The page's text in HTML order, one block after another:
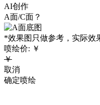
AI创作
A面/C面？
*效果图只做参考，实际效
喷绘价: ￥
￥
取消
确定喷绘